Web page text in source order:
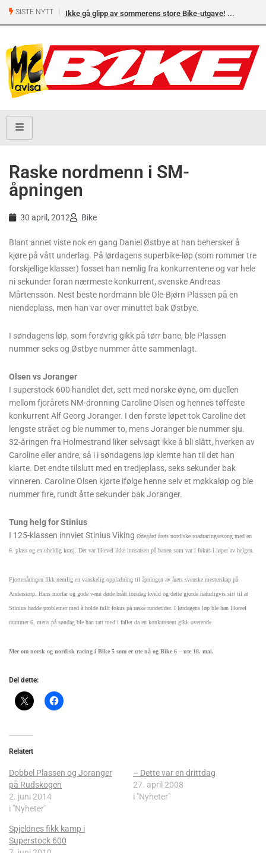
SISTE NYTT Ikke gå glipp av sommerens store Bike-utgave!
Raske nordmenn i SM-
åpningen
30 april, 2012 Bike
Blant annet viste nok en gang Daniel Østbye at han behersker å
kjøre på vått underlag. På lørdagens superbike-løp (som rommer tre
forskjellige klasser) fosset han nemlig fra konkurrentene og var hele
ni sekunder foran nærmeste konkurrent, svenske Andreas
Mårtensson. Nest beste nordmann ble Ole-Bjørn Plassen på en
niendeplass, men han var over minuttet bak Østbye.
I søndagens løp, som forøvrig gikk på tørr bane, ble Plassen
nummer seks og Østbye nummer åtte sammenlagt.
Olsen vs Joranger
I superstock 600 handlet det, sett med norske øyne, om duellen
mellom fjorårets NM-dronning Caroline Olsen og hennes tøffeste
konkurrent Alf Georg Joranger. I den første løpet tok Caroline det
lengste strået og ble nummer to, mens Joranger ble nummer sju.
32-åringen fra Holmestrand liker selvsagt ikke å bli slått, hverken av
Caroline eller andre, så i i søndagens løp klemte han til det han
klarte. Det endte tilslutt med en tredjeplass, seks sekunder bak
vinneren. Caroline Olsen kjørte ifølge henne selv et møkkaløp og ble
nummer fire, rundt åtte sekunder bak Joranger.
Tung helg for Stinius
I 125-klassen innviet Stinius Viking Ødegård årets nordiske roadracingsesong med en
6. plass og en uheldig krasj. Det var likevel ikke innsatsen på banen som var i fokus i løpet av helgen.
Fjortenåringen fikk nemlig en vanskelig oppladning til åpningen av årets svenske mesterskap på
Anderstorp. Hans morfar og gode venn døde brått torsdag kveld og dette gjorde naturligvis sitt til at
Stinius hadde problemer med å holde fullt fokus på raske rundetider. I lørdagens løp ble han likevel
nummer 6, mens på søndag ble han tatt med i fallet da en konkurerent gikk overende.
Mer om norsk og nordisk racing i Bike 5 som er ute nå og Bike 6 – ute 18. mai.
Del dette:
Relatert
Dobbel Plassen og Joranger
på Rudskogen
2. juni 2014
i "Nyheter"
– Dette var en drittdag
27. april 2008
i "Nyheter"
Spjeldnes fikk kamp i
Superstock 600